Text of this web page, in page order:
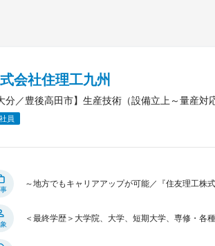
会社住理工九州
分／豊後高田市】生産技術（設備立上～量産
員
～地方でもキャリアアップが可能／『住友理工株
＜最終学歴＞大学院、大学、短期大学、専修・各